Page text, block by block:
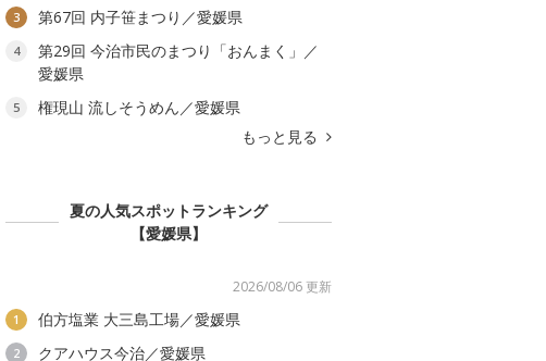
3 第67回 内子笹まつり／愛媛県
4
第29回 今治市民のまつり「おんまく」／
愛媛県
5
権現山 流しそうめん／愛媛県
もっと見る
夏の人気スポットランキング
【愛媛県】
2026/08/06 更新
1 伯方塩業 大三島工場／愛媛県
2 クアハウス今治／愛媛県